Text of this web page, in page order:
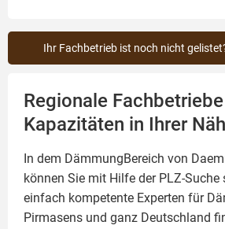
Ihr Fachbetrieb ist noch nicht
Regionale
Kapazitäten in Ihrer
In dem DämmungBereich von
können Sie mit Hilfe der PLZ-Suche
einfach kompetente Experten für
Pirmasens und ganz Deutschland